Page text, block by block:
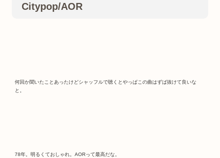
Citypop/AOR
何回か聞いたことあったけどシャッフルで聴くとやっぱこの曲はずば抜けて良いな
と。
78年。明るくておしゃれ。AORって最高だな。